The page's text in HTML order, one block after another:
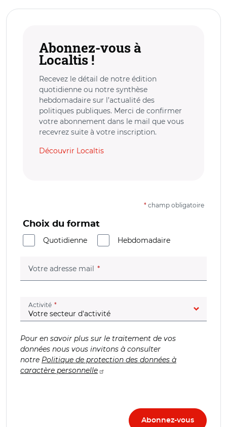
Abonnez-vous à
Localtis !
Recevez le détail de notre édition
quotidienne ou notre synthèse
hebdomadaire sur l’actualité des
politiques publiques. Merci de confirmer
votre abonnement dans le mail que vous
recevrez suite à votre inscription.
Découvrir Localtis
* champ obligatoire
Choix du format
Quotidienne
Hebdomadaire
Votre adresse mail (champ obligatoire)
Activité (champ obligatoire)
Pour en savoir plus sur le traitement de vos
données nous vous invitons à consulter
notre Politique de protection des données à
caractère personnelle